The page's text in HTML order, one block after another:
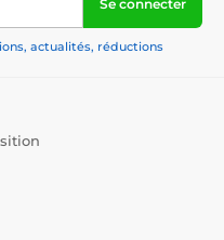
Se connecter
actualités, réductions